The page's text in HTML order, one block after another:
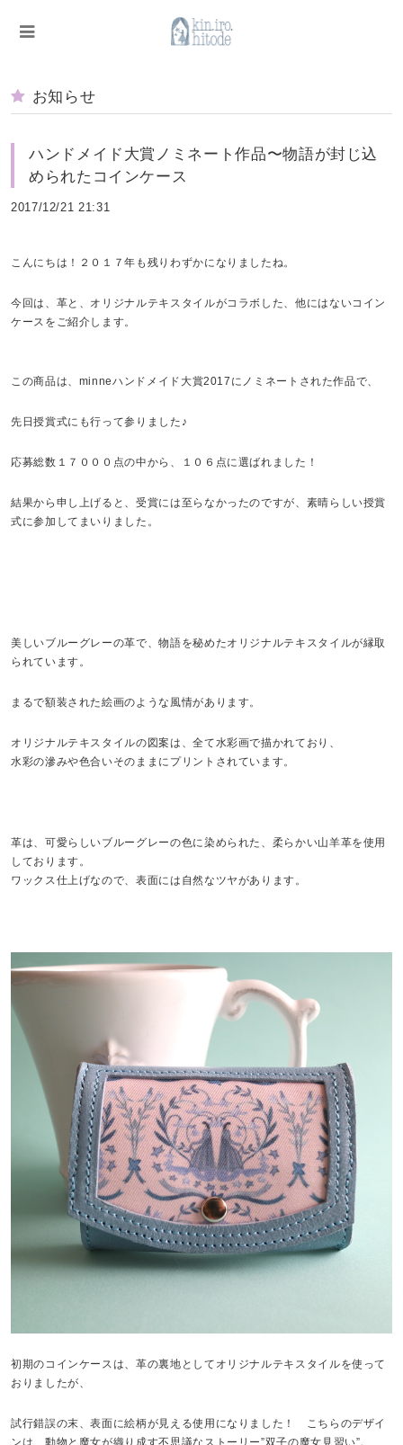
お知らせ
ハンドメイド大賞ノミネート作品〜物語が封じ込
められたコインケース
2017/12/21 21:31
こんにちは！２０１７年も残りわずかになりましたね。
今回は、革と、オリジナルテキスタイルがコラボした、他にはないコイン
ケースをご紹介します。
この商品は、minneハンドメイド大賞2017にノミネートされた作品で、
先日授賞式にも行って参りました♪
応募総数１７０００点の中から、１０６点に選ばれました！
結果から申し上げると、受賞には至らなかったのですが、素晴らしい授賞
式に参加してまいりました。
美しいブルーグレーの革で、物語を秘めたオリジナルテキスタイルが縁取
られています。
まるで額装された絵画のような風情があります。
オリジナルテキスタイルの図案は、全て水彩画で描かれており、
水彩の滲みや色合いそのままにプリントされています。
革は、可愛らしいブルーグレーの色に染められた、柔らかい山羊革を使用
しております。
ワックス仕上げなので、表面には自然なツヤがあります。
初期のコインケースは、革の裏地としてオリジナルテキスタイルを使って
おりましたが、
試行錯誤の末、表面に絵柄が見える使用になりました！ こちらのデザイ
ンは、動物と魔女が織り成す不思議なストーリー”双子の魔女見習い”。